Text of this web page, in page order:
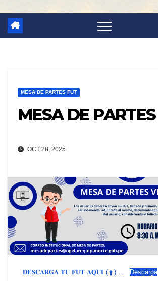
MESA DE PARTES FUT
MESA DE PARTES
OCT 28, 2025
𝐃𝐄𝐒𝐂𝐀𝐑𝐆𝐀 𝐓𝐔 𝐅𝐔𝐓 𝐀𝐐𝐔𝐈 (⬆) … Descarga